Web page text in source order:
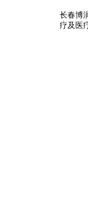
长春博
疗及医